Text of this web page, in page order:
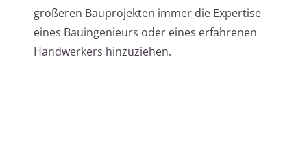
größeren Bauprojekten immer die Expertise
eines Bauingenieurs oder eines erfahrenen
Handwerkers hinzuziehen.